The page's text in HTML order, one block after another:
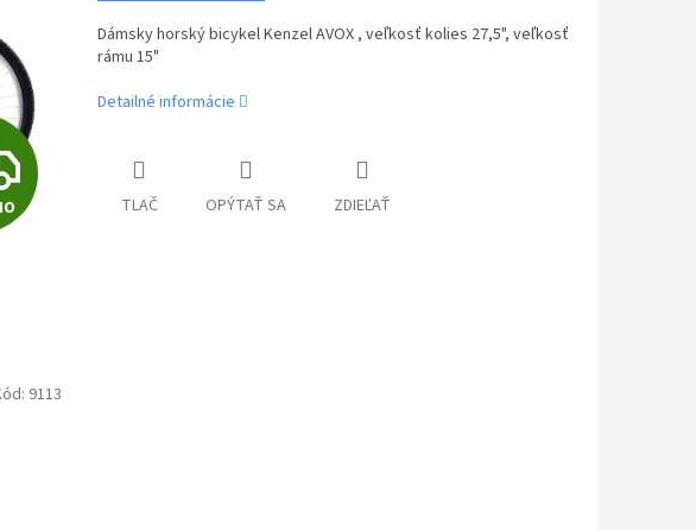
Z
A
A
Dámsky horský bicykel Kenzel AVOX , veľkosť kolies 27,5", veľkosť
rámu 15"
Detailné informácie
TLAČ OPÝTAŤ SA ZDIEĽAŤ
9113